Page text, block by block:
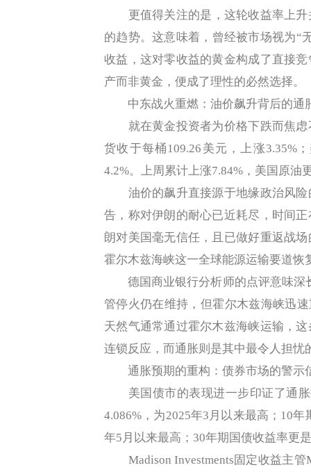
更值得关注的是，这轮收益率上升
的趋势。这意味着，曾经被市场视为“
收益，这对零收益的黄金构成了直接
产而非黄金，便成了理性的必然选择。
中东战火重燃：油价飙升背后的通
就在黄金投资者为价格下跌而焦虑
货收于每桶109.26美元，上涨3.35%
4.2%。上周累计上涨7.84%，美国原油
油价的飙升直接源于地缘政治风险
告，称对伊朗的耐心已近耗尽，时间
朗对美国毫无信任，且已做好重返战
霍尔木兹海峡这一全球能源运输要道恢
德国商业银行分析师的点评意味深
管停火仍在维持，但霍尔木兹海峡迅
天然气通常通过霍尔木兹海峡运输，
连锁反应，而通胀则是其中最令人担忧
通胀预期的重构：债券市场的警示
美国债市的表现进一步印证了通胀
4.086%，为2025年3月以来最高；10
年5月以来最高；30年期国债收益率更
Madison Investments固定收益主管